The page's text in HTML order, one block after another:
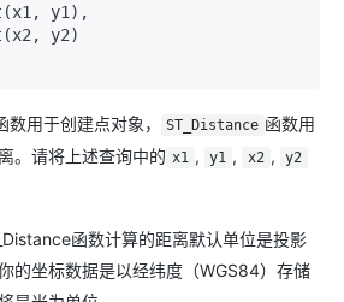
数用于创建点对象， ST_Distance 函数用
。请将上述查询中的 x1 , y1 , x2 , y2
函数计算的距离默认单位是投影
的坐标数据是以经纬度（WGS84）存储